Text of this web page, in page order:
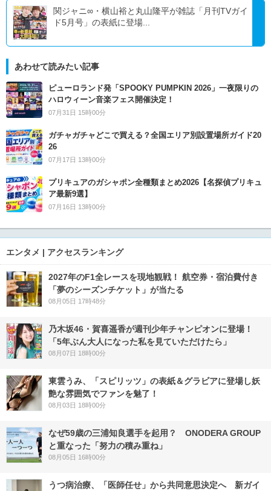
関ジャニ∞・横山裕と丸山隆平が雑誌「月刊TVガイ
ド5月号」の表紙に登場...
あわせて読みたい記事
ピューロランド発「SPOOKY PUMPKIN 2026」一夜限りの
ハロウィーン音楽フェス開催決定！
07月31日 15時00分
ガチャガチャどこで買える？全国エリア別設置場所ガイド20
26
07月17日 13時00分
プリキュアのガシャポン全種類まとめ2026【名探偵プリキュ
ア最新9選】
07月16日 13時00分
エンタメ | アクセスランキング
2027年のF1全レースを現地観戦！ 航空券・宿泊費付き
「夢のシーズンチケット」が当たる
08月05日 17時48分
乃木坂46・賀喜遥香が週刊少年チャンピオンに登場！
「5年ぶん大人になった私を見ていただけたら」
08月07日 18時00分
東雲うみ、「スピリッツ」の表紙＆グラビアに登場し妖
艶な雰囲気でファンを魅了！
08月03日 18時00分
なぜ59歳の三浦知良選手を起用？ ONODERA GROUP
と重なった「努力の積み重ね」
08月05日 16時00分
うつ病治療、「医師任せ」から共同意思決定へ 新ガイ